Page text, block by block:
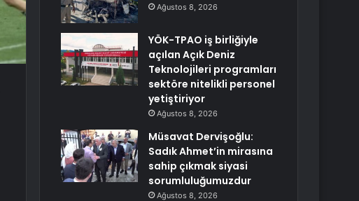
Ağustos 8, 2026
YÖK-TPAO iş birliğiyle
açılan Açık Deniz
Teknolojileri programları
sektöre nitelikli personel
yetiştiriyor
Ağustos 8, 2026
Müsavat Dervişoğlu:
Sadık Ahmet’in mirasına
sahip çıkmak siyasi
sorumluluğumuzdur
Ağustos 8, 2026